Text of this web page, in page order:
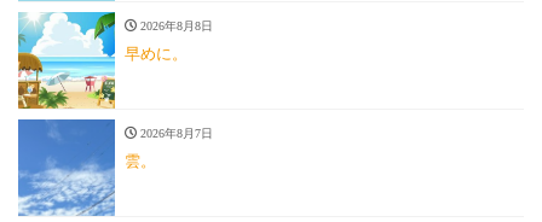
2026年8月8日
早めに。
2026年8月7日
雲。